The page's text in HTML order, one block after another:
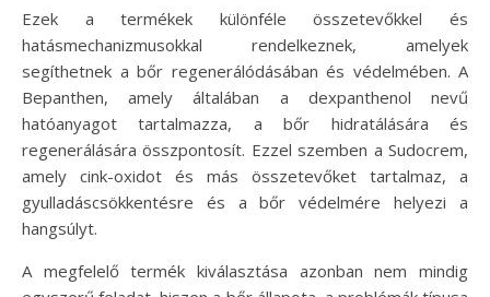
Ezek a termékek különféle összetevőkkel és
hatásmechanizmusokkal rendelkeznek, amelyek
segíthetnek a bőr regenerálódásában és védelmében. A
Bepanthen, amely általában a dexpanthenol nevű
hatóanyagot tartalmazza, a bőr hidratálására és
regenerálására összpontosít. Ezzel szemben a Sudocrem,
amely cink-oxidot és más összetevőket tartalmaz, a
gyulladáscsökkentésre és a bőr védelmére helyezi a
hangsúlyt.
A megfelelő termék kiválasztása azonban nem mindig